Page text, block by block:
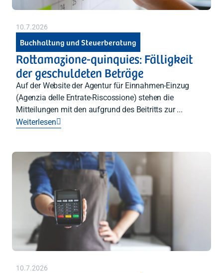
10.7.2026
Buchhaltung und Steuerberatung
Rottamazione-quinquies: Fälligkeit
der geschuldeten Beträge
Auf der Website der Agentur für Einnahmen-Einzug
(Agenzia delle Entrate-Riscossione) stehen die
Mitteilungen mit den aufgrund des Beitritts zur ...
Weiterlesen
10.7.2026